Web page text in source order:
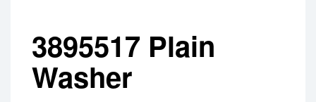
3895517 Plain
Washer